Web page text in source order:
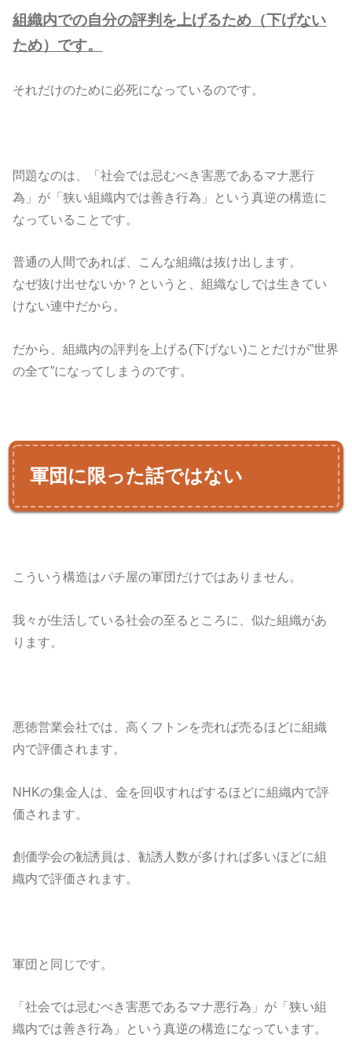
組織内での自分の評判を上げるため（下げない
ため）です。
それだけのために必死になっているのです。
問題なのは、「社会では忌むべき害悪であるマナ悪行
為」が「狭い組織内では善き行為」という真逆の構造に
なっていることです。
普通の人間であれば、こんな組織は抜け出します。
なぜ抜け出せないか？というと、組織なしでは生きてい
けない連中だから。
だから、組織内の評判を上げる(下げない)ことだけが”世界
の全て”になってしまうのです。
軍団に限った話ではない
こういう構造はパチ屋の軍団だけではありません。
我々が生活している社会の至るところに、似た組織があ
ります。
悪徳営業会社では、高くフトンを売れば売るほどに組織
内で評価されます。
NHKの集金人は、金を回収すればするほどに組織内で評
価されます。
創価学会の勧誘員は、勧誘人数が多ければ多いほどに組
織内で評価されます。
軍団と同じです。
「社会では忌むべき害悪であるマナ悪行為」が「狭い組
織内では善き行為」という真逆の構造になっています。